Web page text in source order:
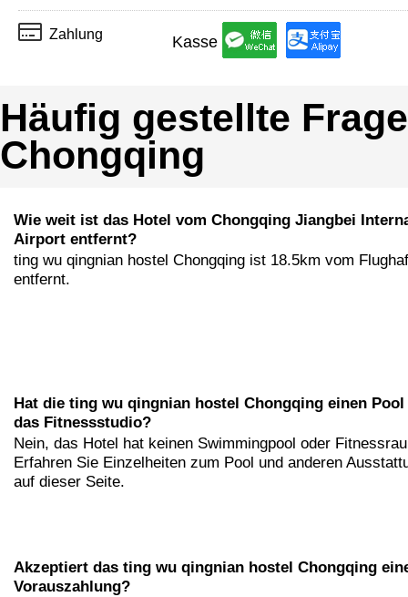
Zahlung Kasse
Häufig gestellte
Chongqing
Wie weit ist das Hotel vom Chongqing Jiangbei
Airport entfernt?
ting wu qingnian hostel Chongqing ist 18.5km vom
entfernt.
Hat die ting wu qingnian hostel Chongqing einen Pool
das Fitnessstudio?
Nein, das Hotel hat keinen Swimmingpool oder
Erfahren Sie Einzelheiten zum Pool und anderen
auf dieser Seite.
Akzeptiert das ting wu qingnian hostel Chongqing
Vorauszahlung?